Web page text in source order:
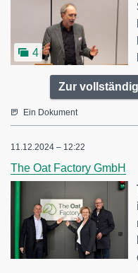
4
Zur
Ein Dokument
11.12.2024 – 12:22
The Oat Factory GmbH